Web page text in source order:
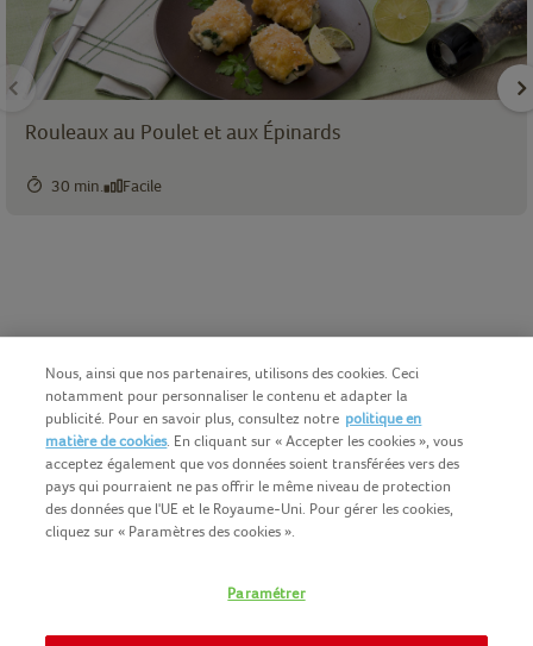
Rouleaux au Poulet et aux Épinards
30 min. Facile
COPYRIGHT IGLO 2025
CONTACTEZ NOUS
Nous, ainsi que nos partenaires, utilisons des cookies. Ceci
notamment pour personnaliser le contenu et adapter la
publicité. Pour en savoir plus, consultez notre politique en
matière de cookies. En cliquant sur « Accepter les cookies », vous
acceptez également que vos données soient transférées vers des
pays qui pourraient ne pas offrir le même niveau de protection
des données que l'UE et le Royaume-Uni. Pour gérer les cookies,
cliquez sur « Paramètres des cookies ».
Paramétrer